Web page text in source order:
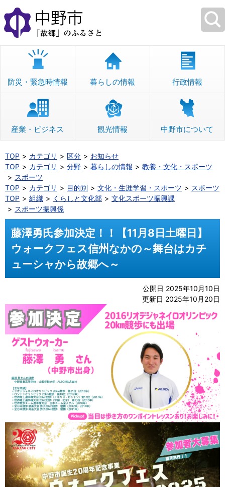
本
文
へ
移
防災・緊急時情報 暮らしの情報 行政情報
産業・ビジネス 観光情報 中野市について
TOP カテゴリ 区分
お知らせ
TOP
カテゴリ 分野 暮らしの情報
教養・文化・スポーツ
スポーツ
TOP
カテゴリ 目的別 文化・生涯学習・スポーツ
スポーツ
TOP
組織 くらしと文化部
文化スポーツ振興課
スポーツ振興係
藤澤勇氏参加決定！！【11月8日土曜日】
ウォークフェス信州なかの～舞台はカチ
ューシャから故郷へ～
公開日 2025年10月10日
更新日 2025年10月20日